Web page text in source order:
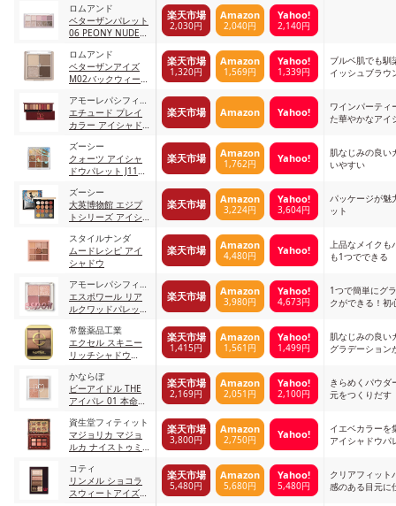
ロムアンド
ベターザンパレット
06 PEONY NUDE
楽天市場
2,030円
Amazon
2,040円
Yahoo!
2,140円
ロムアンド
ベターザンアイズ
M02バックウィート
楽天市場
1,320円
Amazon
1,569円
Yahoo!
1,339円
ブルベ肌でも馴
イッシュブラウ
アモーレパシフィッ
ク
エチュード プレイ
カラー アイシャド
楽天市場 Amazon Yahoo!
ワインパーティ
た華やかなアイ
ズーシー
クォーツ アイシャ
ドウパレット J11キ
楽天市場 Amazon
1,762円 Yahoo!
肌なじみの良い
いやすい
ズーシー
大英博物館 エジプ
トシリーズ アイシ
日没色
楽天市場 Amazon
3,224円
Yahoo!
3,604円
パッケージが魅
ット
スタイルナンダ
ムードレシピ アイ
シャドウ
楽天市場 Amazon
4,480円 Yahoo!
上品なメイクも
も1つでできる
アモーレパシフィッ
ク
エスポワール リア
ルクワッドパレット
楽天市場 Amazon
3,980円
Yahoo!
4,673円
1つで簡単にグ
クができる！初
常盤薬品工業
エクセル スキニー
リッチシャドウ
ウン
楽天市場
1,415円
Amazon
1,561円
Yahoo!
1,499円
肌なじみの良い
グラデーション
かならぼ
ビーアイドル THE
アイパレ 01 本命の
楽天市場
2,169円
Amazon
2,051円
Yahoo!
2,100円
きらめくパウダ
元をつくりだす
資生堂フィティット
マジョリカ マジョ
ルカ ナイストゥミ
テラコッタベージ
ュ （暖流の底）
楽天市場
3,800円
Amazon
2,750円 Yahoo!
イエベカラーを
アイシャドウパ
コティ
リンメル ショコラ
スウィートアイズ
楽天市場
5,480円
Amazon
5,680円
Yahoo!
5,480円
クリアフィット
感のある目元に